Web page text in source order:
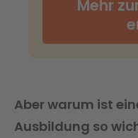
Mehr
Aber warum ist
Ausbildung so